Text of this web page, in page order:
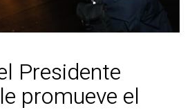
Presidente
promueve el